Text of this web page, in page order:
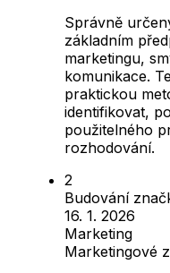
Správně
základním
marketingu,
komunikace.
praktickou
identifikovat,
použitelného
rozhodování.
Budování
16. 1. 2026
Marketing
Marketingové